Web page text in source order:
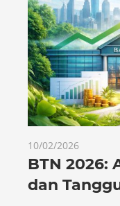
10/02/2026
BTN 2026:
dan